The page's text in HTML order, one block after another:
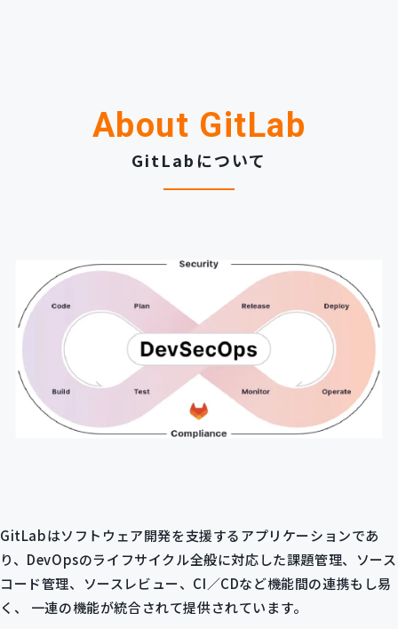
About GitLab
GitLabについて
GitLabはソフトウェア開発を支援するアプリケーションであ
り、DevOpsのライフサイクル全般に対応した課題管理、ソース
コード管理、ソースレビュー、CI／CDなど機能間の連携もし易
く、 一連の機能が統合されて提供されています。